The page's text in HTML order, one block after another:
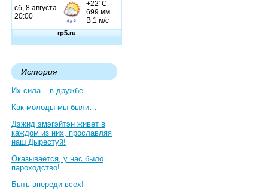
История
Их сила – в дружбе
Как молоды мы были…
Дэжид эмэгэйтэн живет в
каждом из них, прославляя
наш Дырестуй!
Оказывается, у нас было
пароходство!
Быть впереди всех!